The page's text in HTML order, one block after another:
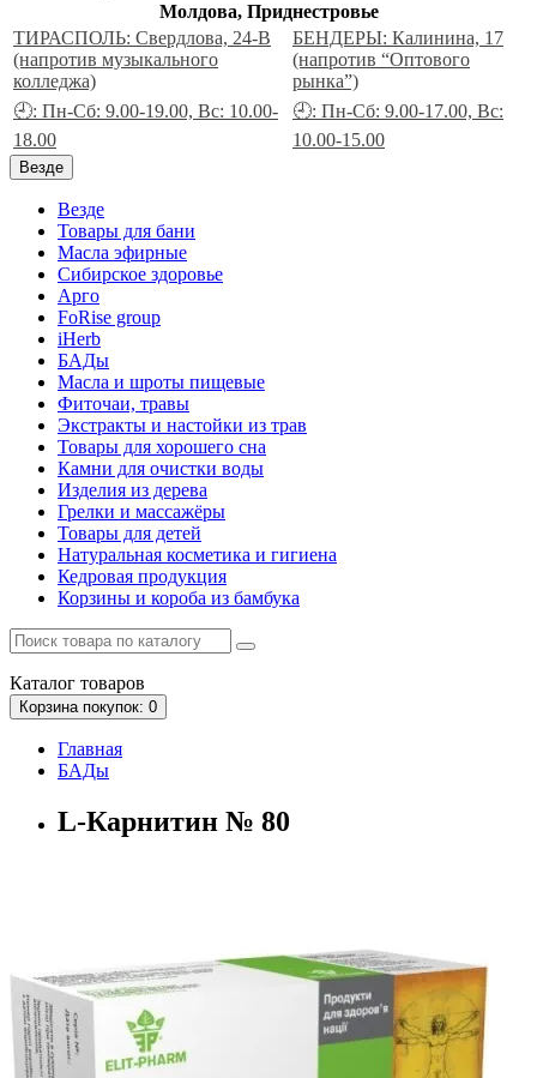
Молдова, Приднестровье
ТИРАСПОЛЬ: Свердлова, 24-В
(напротив музыкального
колледжа)
БЕНДЕРЫ: Калинина, 17
(напротив “Оптового
рынка”)
🕘: Пн-Сб: 9.00-19.00, Вс: 10.00-
18.00
🕘: Пн-Сб: 9.00-17.00, Вс:
10.00-15.00
Везде
Везде
Товары для бани
Масла эфирные
Сибирское здоровье
Арго
FoRise group
iHerb
БАДы
Масла и шроты пищевые
Фиточаи, травы
Экстракты и настойки из трав
Товары для хорошего сна
Камни для очистки воды
Изделия из дерева
Грелки и массажёры
Товары для детей
Натуральная косметика и гигиена
Кедровая продукция
Корзины и короба из бамбука
Каталог товаров
Корзинапокупок: 0
Главная
БАДы
L-Карнитин № 80